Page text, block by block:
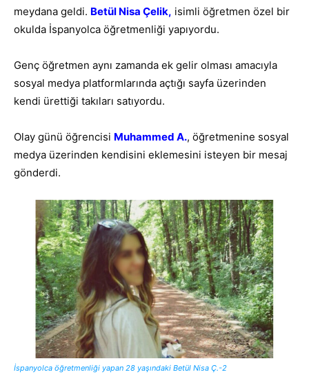
meydana geldi. Betül Nisa Çelik, isimli öğretmen özel bir
okulda İspanyolca öğretmenliği yapıyordu.
Genç öğretmen aynı zamanda ek gelir olması amacıyla
sosyal medya platformlarında açtığı sayfa üzerinden
kendi ürettiği takıları satıyordu.
Olay günü öğrencisi Muhammed A., öğretmenine sosyal
medya üzerinden kendisini eklemesini isteyen bir mesaj
gönderdi.
İspanyolca öğretmenliği yapan 28 yaşındaki Betül Nisa Ç.-2